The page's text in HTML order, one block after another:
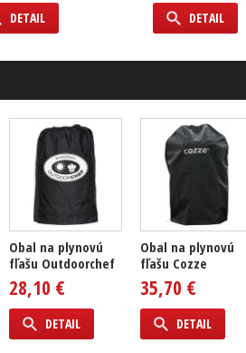
DETAIL DETAIL
Obal na plynovú
fľašu Outdoorchef
28,10 €
DETAIL
Obal na plynovú
fľašu Cozze
35,70 €
DETAIL